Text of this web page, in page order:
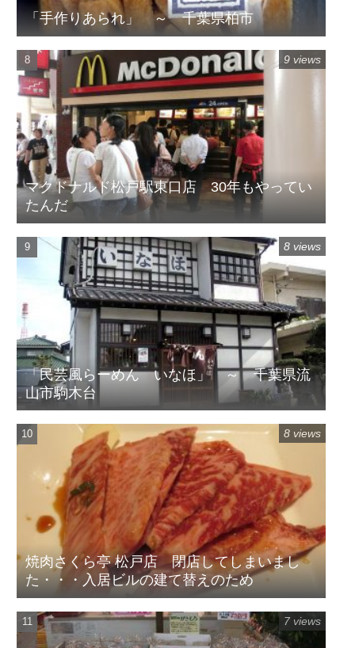
「手作りあられ」 ～ 千葉県柏市
マクドナルド松戸駅東口店 30年もやってい
たんだ
9 views
「民芸風らーめん いなほ」 ～ 千葉県流
山市駒木台
8 views
焼肉さくら亭 松戸店 閉店してしまいまし
た・・・入居ビルの建て替えのため
8 views
7 views